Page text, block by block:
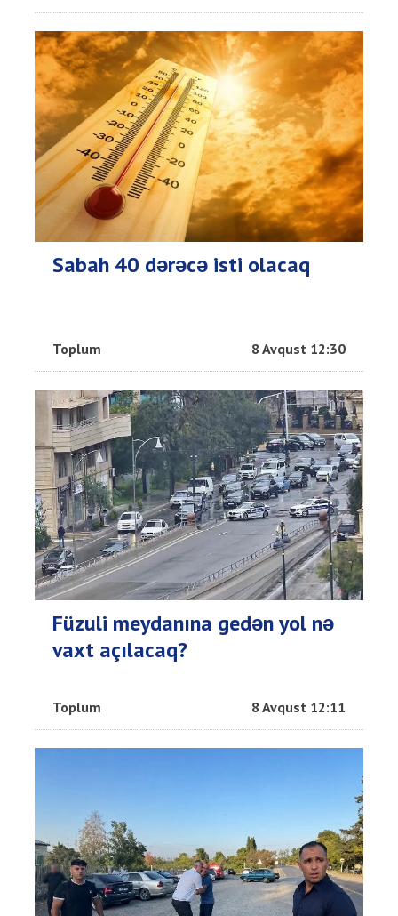
Sabah 40 dərəcə isti olacaq
Toplum 8 Avqust 12:30
Füzuli meydanına gedən yol nə
vaxt açılacaq?
Toplum 8 Avqust 12:11